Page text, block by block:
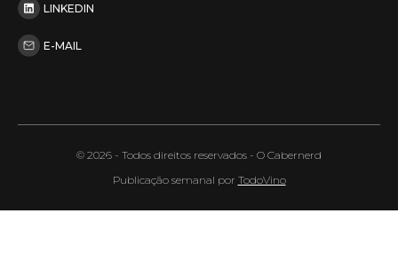
LINKEDIN
E-MAIL
© 2026 - Todos direitos reservados - O Cabernerd
Publicação semanal por TodoVino